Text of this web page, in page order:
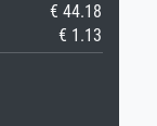
€ 44.18
€ 1.13